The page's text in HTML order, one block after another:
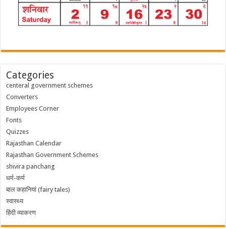
Categories
centeral government schemes
Converters
Employees Corner
Fonts
Quizzes
Rajasthan Calendar
Rajasthan Government Schemes
shivira panchang
धर्म-कर्म
बाल कहानियां (fairy tales)
स्वास्थ्य
हिंदी व्याकरण